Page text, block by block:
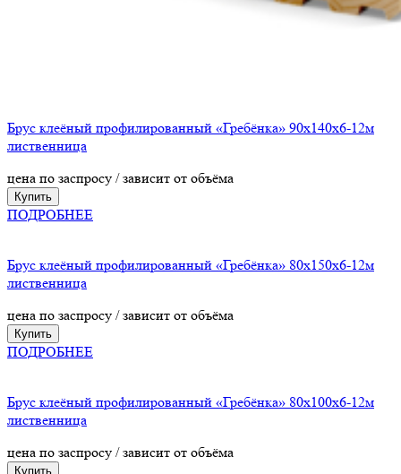
Брус клеёный профилированный «Гребёнка» 90х140х6-12м
лиственница
цена по заспросу / зависит от объёма
Купить
ПОДРОБНЕЕ
Брус клеёный профилированный «Гребёнка» 80х150х6-12м
лиственница
цена по заспросу / зависит от объёма
Купить
ПОДРОБНЕЕ
Брус клеёный профилированный «Гребёнка» 80х100х6-12м
лиственница
цена по заспросу / зависит от объёма
Купить